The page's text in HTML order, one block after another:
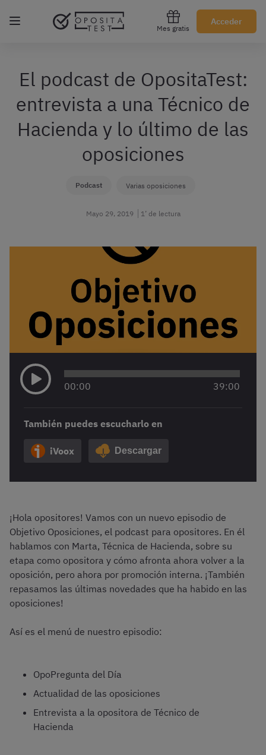
Mes gratis
Acceder
Regístrate gratis
El podcast de OpositaTest:
entrevista a una Técnico de
Hacienda y lo último de las
oposiciones
Podcast Varias oposiciones
Mayo 29, 2019 1’ de lectura
00:00 39:00
También puedes escucharlo en
iVoox Descargar
¡Hola opositores! Vamos con un nuevo episodio de
Objetivo Oposiciones, el podcast para opositores. En él
hablamos con Marta, Técnica de Hacienda, sobre su
etapa como opositora y cómo afronta ahora volver a la
oposición, pero ahora por promoción interna. ¡También
repasamos las últimas novedades que ha habido en las
oposiciones!
Así es el menú de nuestro episodio:
OpoPregunta del Día
Actualidad de las oposiciones
Entrevista a la opositora de Técnico de
Hacienda